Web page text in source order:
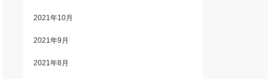
2021年10月
2021年9月
2021年8月